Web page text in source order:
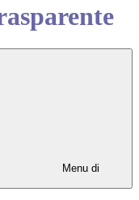
Menu di